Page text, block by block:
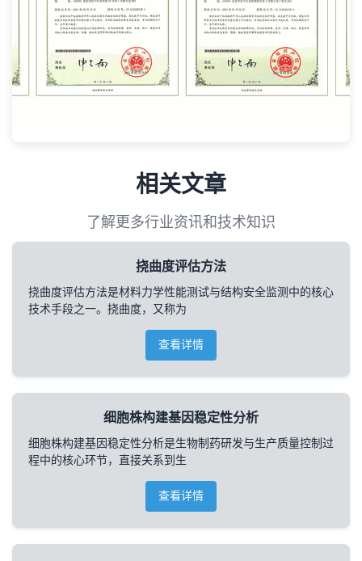
相关文章
了解更多行业资讯和技术知识
挠曲度评估方法
挠曲度评估方法是材料力学性能测试与结构安全监测中的核心
技术手段之一。挠曲度，又称为
查看详情
细胞株构建基因稳定性分析
细胞株构建基因稳定性分析是生物制药研发与生产质量控制过
程中的核心环节，直接关系到生
查看详情